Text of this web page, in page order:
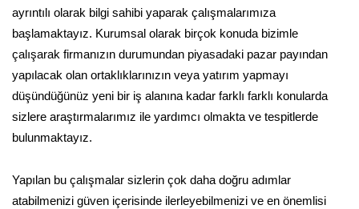
ayrıntılı olarak bilgi sahibi yaparak çalışmalarımıza
başlamaktayız. Kurumsal olarak birçok konuda bizimle
çalışarak firmanızın durumundan piyasadaki pazar payından
yapılacak olan ortaklıklarınızın veya yatırım yapmayı
düşündüğünüz yeni bir iş alanına kadar farklı farklı konularda
sizlere araştırmalarımız ile yardımcı olmakta ve tespitlerde
bulunmaktayız.
Yapılan bu çalışmalar sizlerin çok daha doğru adımlar
atabilmenizi güven içerisinde ilerleyebilmenizi ve en önemlisi